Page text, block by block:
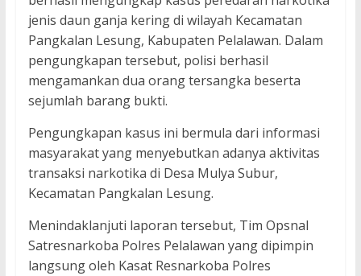
jenis daun ganja kering di wilayah Kecamatan
Pangkalan Lesung, Kabupaten Pelalawan. Dalam
pengungkapan tersebut, polisi berhasil
mengamankan dua orang tersangka beserta
sejumlah barang bukti.
Pengungkapan kasus ini bermula dari informasi
masyarakat yang menyebutkan adanya aktivitas
transaksi narkotika di Desa Mulya Subur,
Kecamatan Pangkalan Lesung.
Menindaklanjuti laporan tersebut, Tim Opsnal
Satresnarkoba Polres Pelalawan yang dipimpin
langsung oleh Kasat Resnarkoba Polres